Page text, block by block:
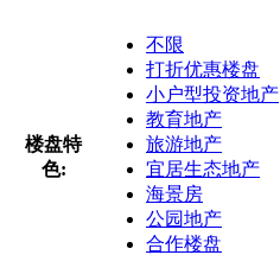
楼盘特
色:
不限
打折优惠楼盘
小户型投资地产
教育地产
旅游地产
宜居生态地产
海景房
公园地产
合作楼盘